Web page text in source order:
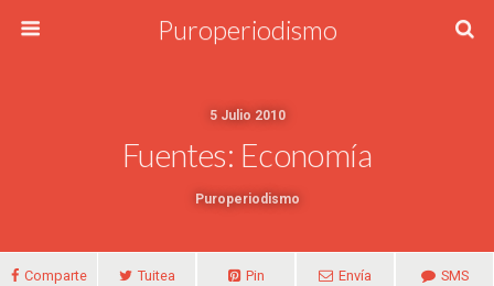
Puroperiodismo
5 Julio 2010
Fuentes: Economía
Puroperiodismo
Comparte Tuitea Pin Envía SMS